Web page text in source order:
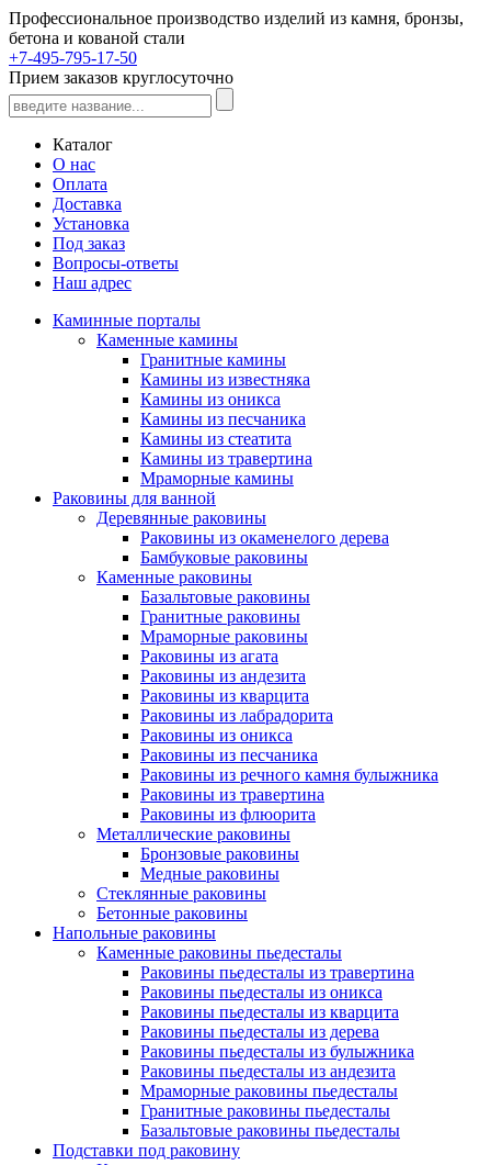
Профессиональное производство изделий из камня, бронзы,
бетона и кованой стали
+7-495-795-17-50
Прием заказов круглосуточно
Каталог
О нас
Оплата
Доставка
Установка
Под заказ
Вопросы-ответы
Наш адрес
Каминные порталы
Каменные камины
Гранитные камины
Камины из известняка
Камины из оникса
Камины из песчаника
Камины из стеатита
Камины из травертина
Мраморные камины
Раковины для ванной
Деревянные раковины
Раковины из окаменелого дерева
Бамбуковые раковины
Каменные раковины
Базальтовые раковины
Гранитные раковины
Мраморные раковины
Раковины из агата
Раковины из андезита
Раковины из кварцита
Раковины из лабрадорита
Раковины из оникса
Раковины из песчаника
Раковины из речного камня булыжника
Раковины из травертина
Раковины из флюорита
Металлические раковины
Бронзовые раковины
Медные раковины
Стеклянные раковины
Бетонные раковины
Напольные раковины
Каменные раковины пьедесталы
Раковины пьедесталы из травертина
Раковины пьедесталы из оникса
Раковины пьедесталы из кварцита
Раковины пьедесталы из дерева
Раковины пьедесталы из булыжника
Раковины пьедесталы из андезита
Мраморные раковины пьедесталы
Гранитные раковины пьедесталы
Базальтовые раковины пьедесталы
Подставки под раковину